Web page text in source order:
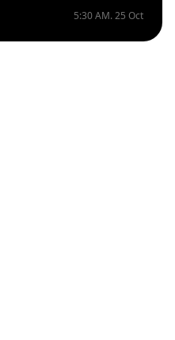
5:30 AM. 25 Oct